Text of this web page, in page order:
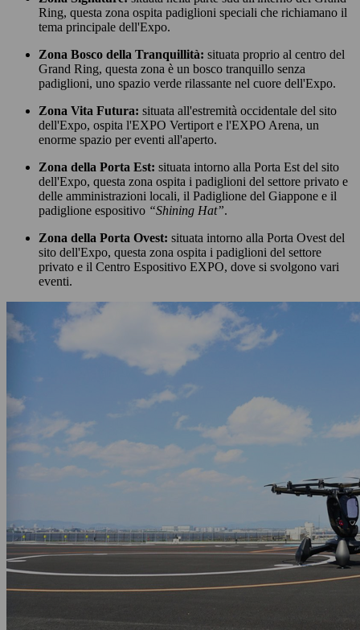
Ring, questa zona ospita padiglioni speciali che richiamano il
tema principale dell'Expo.
Zona Bosco della Tranquillità: situata proprio al centro del
Grand Ring, questa zona è un bosco tranquillo senza
padiglioni, uno spazio verde rilassante nel cuore dell'Expo.
Zona Vita Futura: situata all'estremità occidentale del sito
dell'Expo, ospita l'EXPO Vertiport e l'EXPO Arena, un
enorme spazio per eventi all'aperto.
Zona della Porta Est: situata intorno alla Porta Est del sito
dell'Expo, questa zona ospita i padiglioni del settore privato e
delle amministrazioni locali, il Padiglione del Giappone e il
padiglione espositivo “Shining Hat”.
Zona della Porta Ovest: situata intorno alla Porta Ovest del
sito dell'Expo, questa zona ospita i padiglioni del settore
privato e il Centro Espositivo EXPO, dove si svolgono vari
eventi.